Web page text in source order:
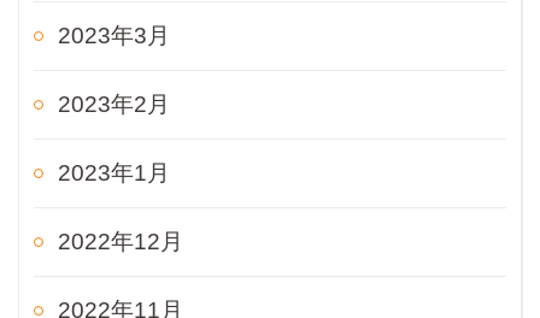
2023年3月
2023年2月
2023年1月
2022年12月
2022年11月